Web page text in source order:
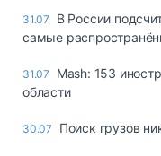
31.07
В России
самые
31.07
Mash: 153
области
30.07 Поиск грузов